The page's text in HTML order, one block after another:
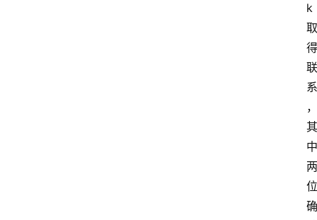
k
取
得
联
系
，
其
中
两
位
确